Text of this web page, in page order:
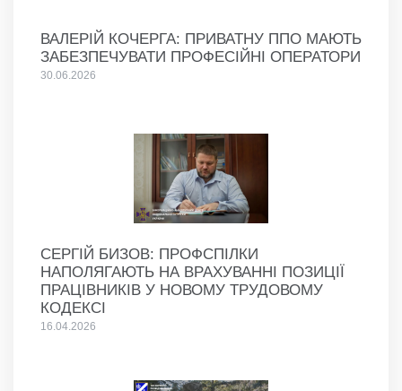
ВАЛЕРІЙ КОЧЕРГА: ПРИВАТНУ ППО МАЮТЬ
ЗАБЕЗПЕЧУВАТИ ПРОФЕСІЙНІ ОПЕРАТОРИ
30.06.2026
СЕРГІЙ БИЗОВ: ПРОФСПІЛКИ
НАПОЛЯГАЮТЬ НА ВРАХУВАННІ ПОЗИЦІЇ
ПРАЦІВНИКІВ У НОВОМУ ТРУДОВОМУ
КОДЕКСІ
16.04.2026